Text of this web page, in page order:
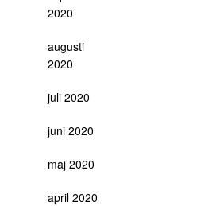
2020
augusti
2020
juli 2020
juni 2020
maj 2020
april 2020